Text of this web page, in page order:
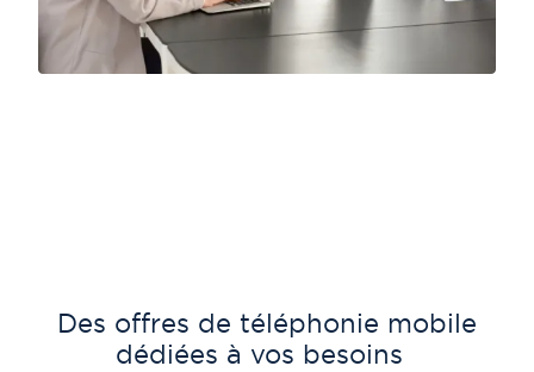
Des offres de téléphonie mobile
dédiées à vos besoins